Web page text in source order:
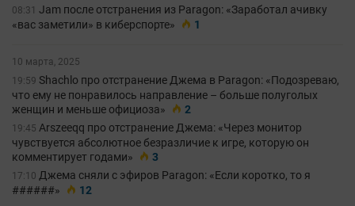
08:31 Jam после отстранения из Paragon: «Заработал ачивку
«вас заметили» в киберспорте»
1
10 марта, 2025
19:59 Shachlo про отстранение Джема в Paragon: «Подозреваю,
что ему не понравилось направление – больше полуголых
женщин и меньше официоза»
2
19:45 Arszeeqq про отстранение Джема: «Через монитор
чувствуется абсолютное безразличие к игре, которую он
комментирует годами»
3
17:10 Джема сняли с эфиров Paragon: «Если коротко, то я
######»
12